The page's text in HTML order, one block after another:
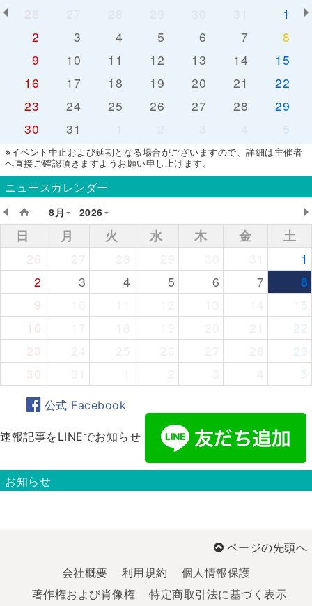
26
1
2
3 4 5 6 7
8
9
10 11 12 13 14
15
16
17 18 19 20 21
22
23
24 25 26 27 28
29
30
31 5
※イベント中止および延期となる場合がございますので、詳細は主催者
へ直接ご確認頂きますようお願い申し上げます。
ニュースカレンダー
8月
2026
日 月 火 水 木 金
土
26
1
2
3 4 5 6 7
8
9
15
16
22
23
29
30
5
公式 Facebook
速報記事をLINEでお知らせ
お知らせ
ページの先頭へ
会社概要
利用規約
個人情報保護
著作権および肖像権
特定商取引法に基づく表示